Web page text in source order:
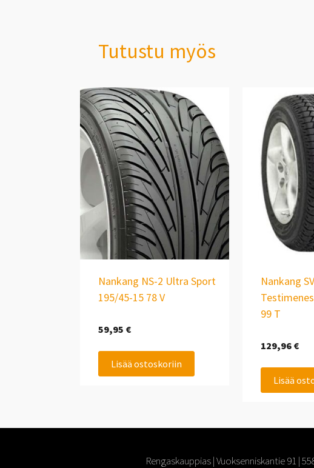
Tutustu myös
Nankang NS-2 Ultra Sport
195/45-15 78 V
59,95 €
Lisää ostoskoriin
Nankang
99 T
129,96 €
Lisää
Rengaskauppias | Vuoksenniskantie 91 |